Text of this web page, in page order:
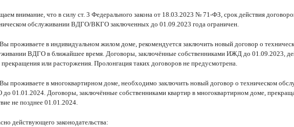
внимание, что в силу ст. 3 Федерального закона от 18.03.2023 № 71-ФЗ, срок действия
обслуживании ВДГО/ВКГО заключенных до 01.09.2023 года ограничен.
проживаете в индивидуальном жилом доме, рекомендуется заключить новый договор о
ВДГО в ближайшее время. Договоры, заключённые собственниками ИЖД до 01.09.2023,
или расторжения. Пролонгация таких договоров не предусмотрена.
проживаете в многоквартирном доме, необходимо заключить новый договор о техническом
01.01.2024. Договоры, заключённые собственниками квартир в многоквартирном доме,
не позднее 01.01.2024.
действующего законодательства: